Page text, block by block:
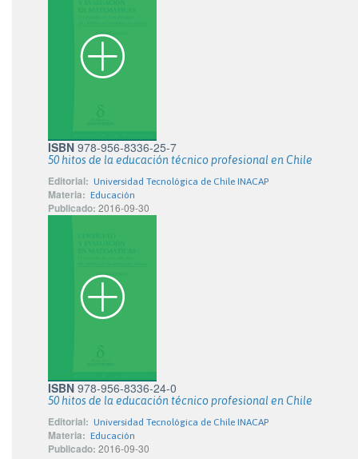
ISBN 978-956-8336-25-7
50 hitos de la educación técnico profesional en Chile
Editorial: Universidad Tecnológica de Chile INACAP
Materia: Educación
Publicado: 2016-09-30
ISBN 978-956-8336-24-0
50 hitos de la educación técnico profesional en Chile
Editorial: Universidad Tecnológica de Chile INACAP
Materia: Educación
Publicado: 2016-09-30